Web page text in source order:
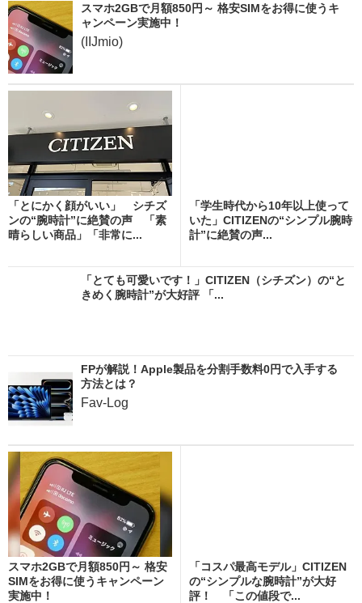
スマホ2GBで月額850円～ 格安SIMをお得に使うキ
ャンペーン実施中！
(IIJmio)
「とにかく顔がいい」 シチズ
ンの“腕時計”に絶賛の声 「素
晴らしい商品」「非常に...
「学生時代から10年以上使って
いた」CITIZENの“シンプル腕時
計”に絶賛の声...
「とても可愛いです！」CITIZEN（シチズン）の“と
きめく腕時計”が大好評 「...
FPが解説！Apple製品を分割手数料0円で入手する
方法とは？
Fav-Log
スマホ2GBで月額850円～ 格安
SIMをお得に使うキャンペーン
実施中！
「コスパ最高モデル」CITIZEN
の“シンプルな腕時計”が大好
評！ 「この値段で...